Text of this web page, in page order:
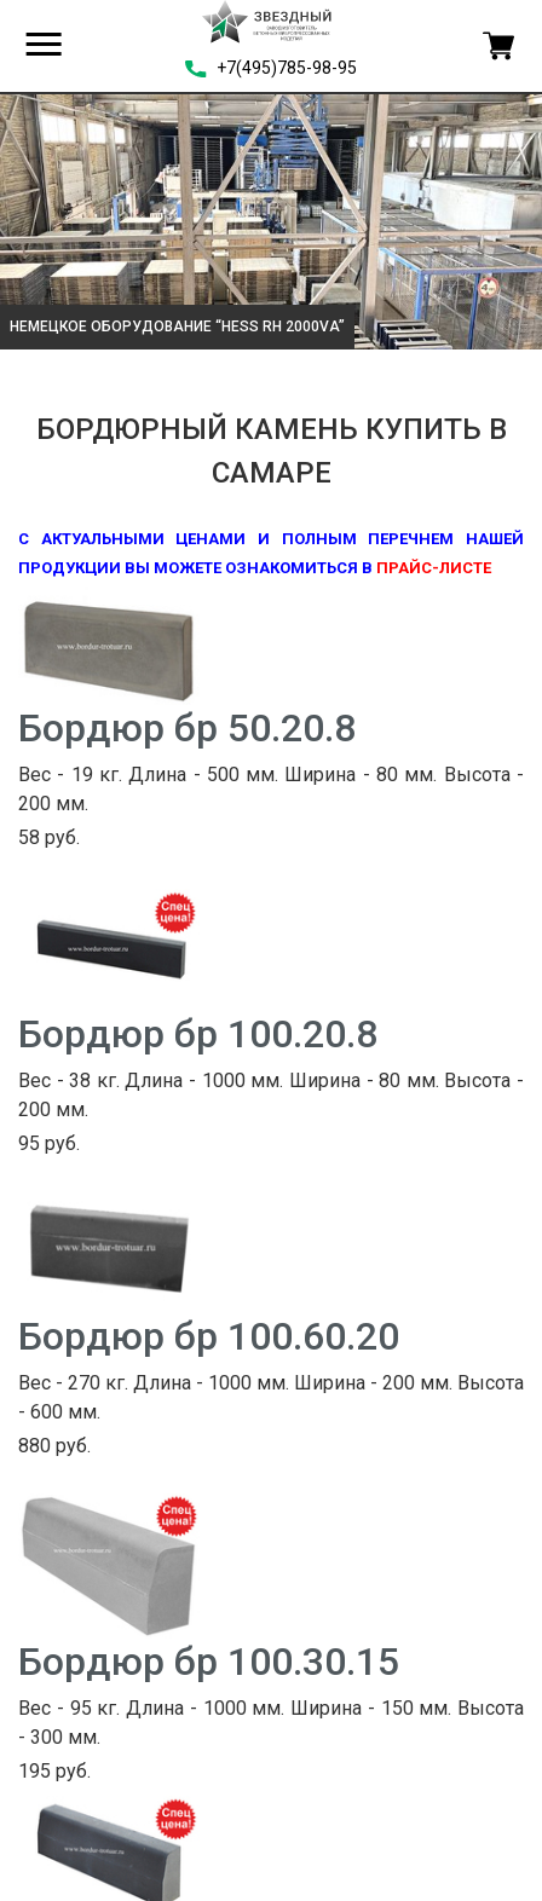
+7(495)785-98-95
НЕМЕЦКОЕ ОБОРУДОВАНИЕ “HESS RH 2000VA”
БОРДЮРНЫЙ КАМЕНЬ КУПИТЬ В
САМАРЕ
С АКТУАЛЬНЫМИ ЦЕНАМИ И ПОЛНЫМ ПЕРЕЧНЕМ НАШЕЙ
ПРОДУКЦИИ ВЫ МОЖЕТЕ ОЗНАКОМИТЬСЯ В ПРАЙС-ЛИСТЕ
Бордюр бр 50.20.8
Вес - 19 кг. Длина - 500 мм. Ширина - 80 мм. Высота -
200 мм.
58 руб.
Бордюр бр 100.20.8
Вес - 38 кг. Длина - 1000 мм. Ширина - 80 мм. Высота -
200 мм.
95 руб.
Бордюр бр 100.60.20
Вес - 270 кг. Длина - 1000 мм. Ширина - 200 мм. Высота
- 600 мм.
880 руб.
Бордюр бр 100.30.15
Вес - 95 кг. Длина - 1000 мм. Ширина - 150 мм. Высота
- 300 мм.
195 руб.